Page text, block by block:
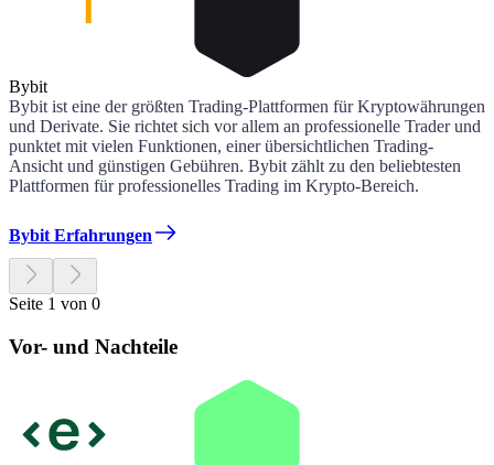
Bybit
Bybit ist eine der größten Trading-Plattformen für Kryptowährungen
und Derivate. Sie richtet sich vor allem an professionelle Trader und
punktet mit vielen Funktionen, einer übersichtlichen Trading-
Ansicht und günstigen Gebühren. Bybit zählt zu den beliebtesten
Plattformen für professionelles Trading im Krypto-Bereich.
Bybit Erfahrungen
Seite 1 von 0
Vor- und Nachteile